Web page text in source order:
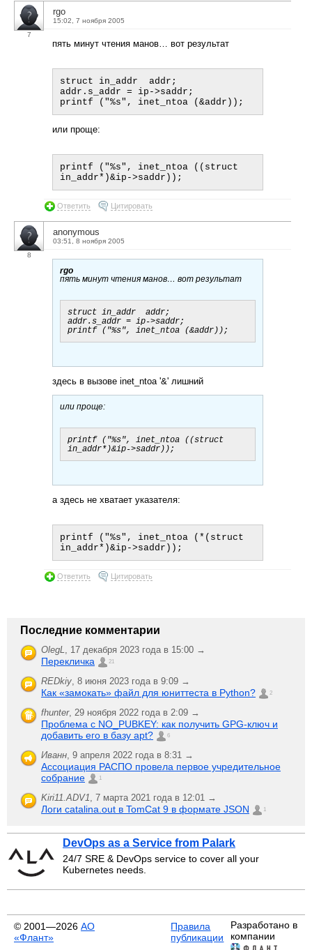
7
rgo
15:02, 7 ноября 2005
пять минут чтения манов… вот результат
struct in_addr  addr;
addr.s_addr = ip->saddr;
или проще:
printf ("%s", inet_ntoa ((struct
Ответить Цитировать
8
anonymous
03:51, 8 ноября 2005
rgo
пять минут чтения манов… вот результат
struct in_addr  addr;
addr.s_addr = ip->saddr;
здесь в вызове inet_ntoa '&' лишний
или проще:
printf ("%s", inet_ntoa ((struct
а здесь не хватает указателя:
printf ("%s", inet_ntoa (*(struct
Ответить Цитировать
Последние комментарии
OlegL 17 декабря 2023 года в 15:00 →
Перекличка 21
REDkiy 8 июня 2023 года в 9:09 →
Как «замокать» файл для юниттеста в Python? 2
fhunter, 29 ноября 2022 года в 2:09 →
Проблема с NO_PUBKEY: как получить GPG-ключ и
добавить его в базу apt?
6
Иванн 9 апреля 2022 года в 8:31 →
Ассоциация РАСПО провела первое учредительное
собрание
1
Kiri11.ADV1 7 марта 2021 года в 12:01 →
Логи catalina.out в TomCat 9 в формате JSON 1
DevOps as a Service from Palark
24/7 SRE & DevOps service to cover all your
Kubernetes needs.
© 2001—2026 АО
«Флант»
Правила
публикации
Разработано в
компании